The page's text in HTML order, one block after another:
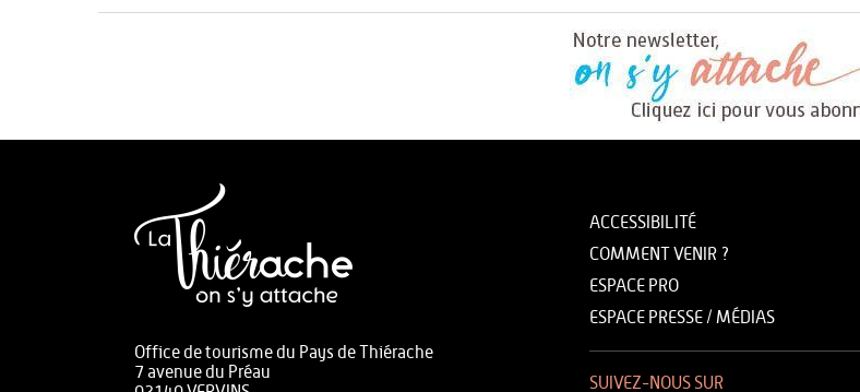
Office de tourisme du Pays de Thiérache
7 avenue du Préau
ACCESSIBILITÉ
COMMENT VENIR ?
ESPACE PRO
ESPACE PRESSE / MÉDIAS
SUIVEZ-NOUS SUR